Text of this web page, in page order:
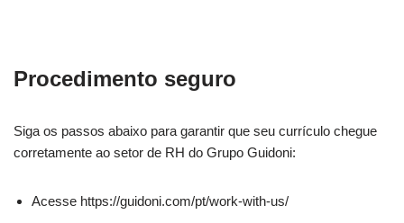
Procedimento seguro
Siga os passos abaixo para garantir que seu currículo chegue
corretamente ao setor de RH do Grupo Guidoni:
Acesse https://guidoni.com/pt/work-with-us/